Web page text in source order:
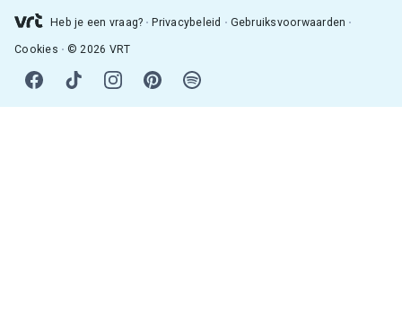
Heb je een vraag? Privacybeleid Gebruiksvoorwaarden
Cookies © 2026 VRT